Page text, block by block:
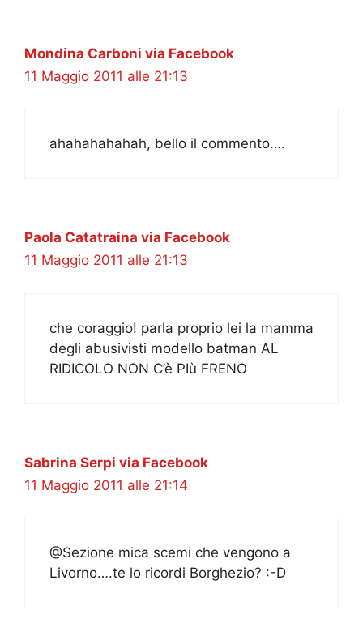
Mondina Carboni via Facebook
11 Maggio 2011 alle 21:13
ahahahahahah, bello il commento….
Paola Catatraina via Facebook
11 Maggio 2011 alle 21:13
che coraggio! parla proprio lei la mamma
degli abusivisti modello batman AL
RIDICOLO NON C’è PIù FRENO
Sabrina Serpi via Facebook
11 Maggio 2011 alle 21:14
@Sezione mica scemi che vengono a
Livorno….te lo ricordi Borghezio? :-D